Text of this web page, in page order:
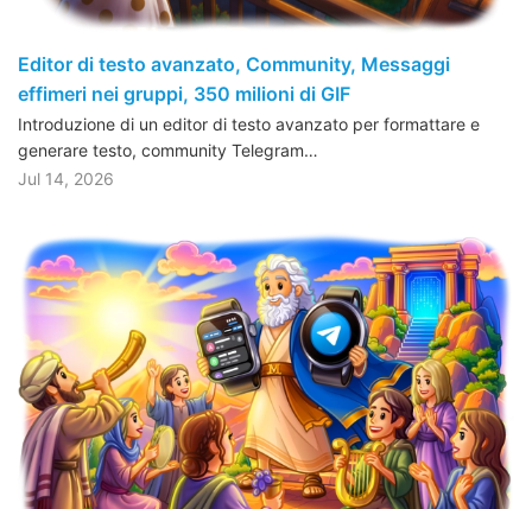
Editor di testo avanzato, Community, Messaggi
effimeri nei gruppi, 350 milioni di GIF
Introduzione di un editor di testo avanzato per formattare e
generare testo, community Telegram…
Jul 14, 2026